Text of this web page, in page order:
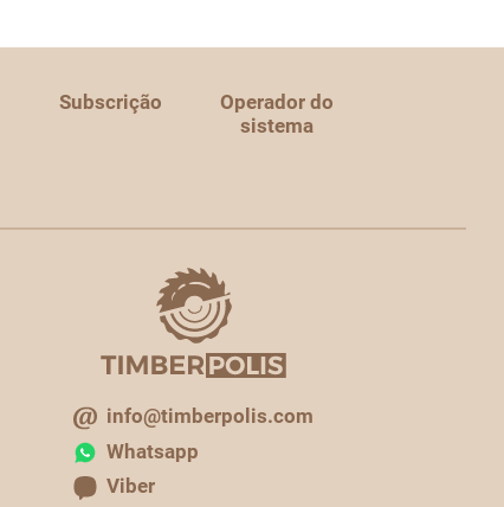
Subscrição
Operador do
sistema
info@timberpolis.com
Whatsapp
Viber